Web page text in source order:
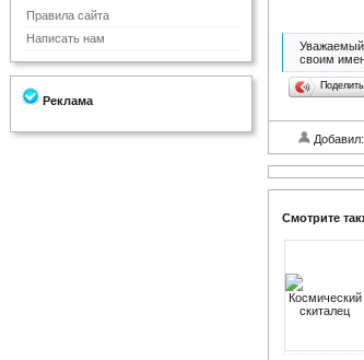
Правила сайта
Написать нам
Реклама
Уважаемый
своим
Добавил:
Смотрите